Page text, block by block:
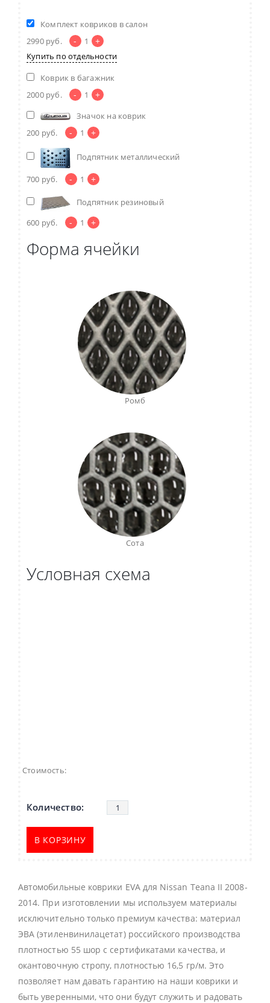
Комплект ковриков в салон
2990 руб. - 1 +
Купить по отдельности
Коврик в багажник
2000 руб. - 1 +
Значок на коврик
200 руб. - 1 +
Подпятник металлический
700 руб. - 1 +
Подпятник резиновый
600 руб. - 1 +
Форма ячейки
Ромб
Сота
Условная схема
Стоимость:
В КОРЗИНУ
Автомобильные коврики EVA для Nissan Teana II 2008-
2014. При изготовлении мы используем материалы
исключительно только премиум качества: материал
ЭВА (этиленвинилацетат) российского производства
плотностью 55 шор с сертификатами качества, и
окантовочную стропу, плотностью 16,5 гр/м. Это
позволяет нам давать гарантию на наши коврики и
быть уверенными, что они будут служить и радовать